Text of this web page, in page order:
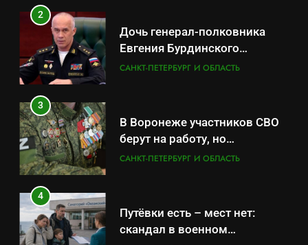
2
Дочь генерал-полковника
Евгения Бурдинского
оказывает платные услуги по
САНКТ-ПЕТЕРБУРГ И ОБЛАСТЬ
3
В Воронеже участников СВО
берут на работу, но
удержаться удаётся не всем
САНКТ-ПЕТЕРБУРГ И ОБЛАСТЬ
4
Путёвки есть – мест нет:
скандал в военном